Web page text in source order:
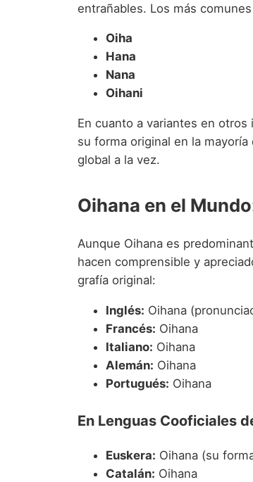
entrañables. Los más
Oiha
Hana
Nana
Oihani
En cuanto a variantes en
su forma original en la
global a la vez.
Oihana en el
Aunque Oihana es
hacen comprensible y
grafía original:
Inglés: Oihana
Francés: Oihana
Italiano: Oihana
Alemán: Oihana
Portugués: Oihana
En Lenguas Cooficiales
Euskera: Oihana (su
Catalán: Oihana